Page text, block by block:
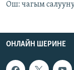
Ош: чагым
ОНЛАЙН ШЕРИНЕ